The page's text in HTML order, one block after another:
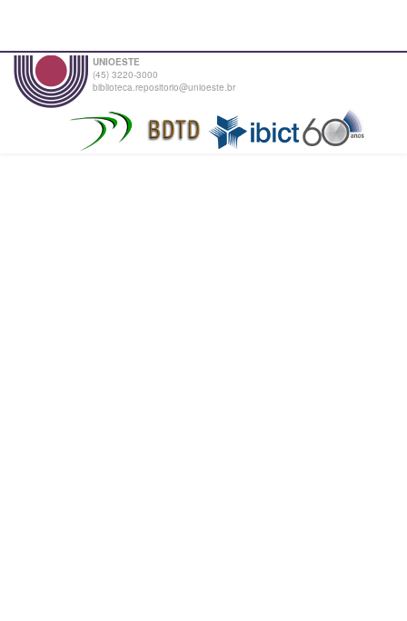
UNIOESTE
(45) 3220-3000
biblioteca.repositorio@unioeste.br